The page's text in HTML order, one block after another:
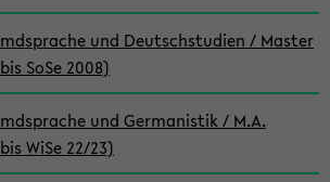
und Deutschstudien / Master
SoSe 2008)
und Germanistik / M.A.
WiSe 22/23)